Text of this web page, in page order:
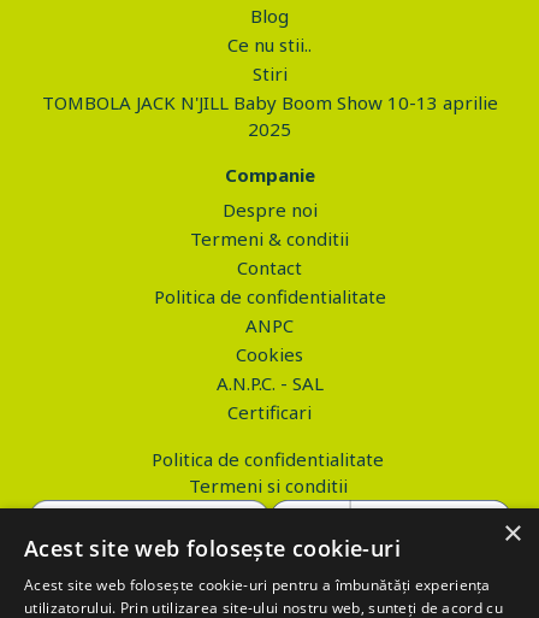
Blog
Ce nu stii..
Stiri
TOMBOLA JACK N'JILL Baby Boom Show 10-13 aprilie
2025
Companie
Despre noi
Termeni & conditii
Contact
Politica de confidentialitate
ANPC
Cookies
A.N.P.C. - SAL
Certificari
Politica de confidentialitate
Termeni si conditii
Copyright © 2026 PROVA.ro
×
Acest site web folosește cookie-uri
Acest site web folosește cookie-uri pentru a îmbunătăți experiența
utilizatorului. Prin utilizarea site-ului nostru web, sunteți de acord cu